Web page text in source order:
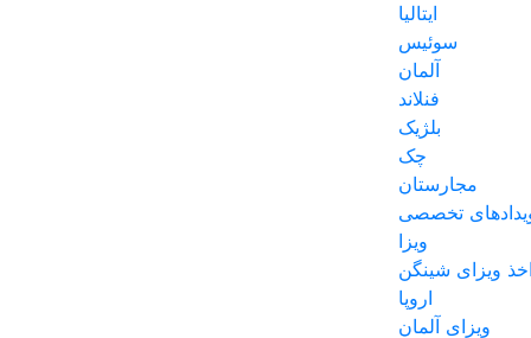
ایتالیا
سوئیس
آلمان
فنلاند
بلژیک
چک
مجارستان
تخصصی
ویزا
اخذ ویزای شینگن
اروپا
ویزای آلمان